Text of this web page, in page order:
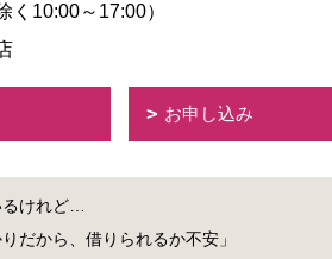
く10:00～17:00）
お申し込み
けれど…
だから、借りられるか不安」